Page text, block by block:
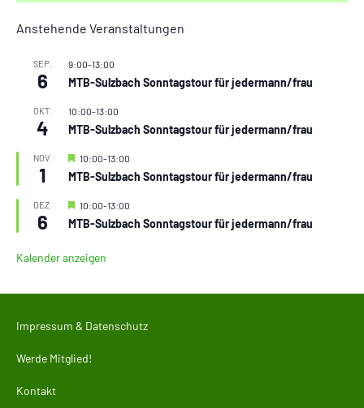
Anstehende Veranstaltungen
SEP.
6
9:00-13:00
MTB-Sulzbach Sonntagstour für jedermann/frau
OKT.
4
10:00-13:00
MTB-Sulzbach Sonntagstour für jedermann/frau
NOV.
1
Hervorgehoben
10:00-13:00
MTB-Sulzbach Sonntagstour für jedermann/frau
DEZ.
6
Hervorgehoben
10:00-13:00
MTB-Sulzbach Sonntagstour für jedermann/frau
Kalender anzeigen
Impressum & Datenschutz
Werde Mitglied!
Kontakt